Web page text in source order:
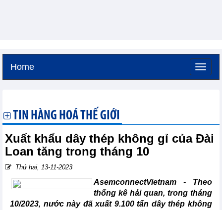
Home
TIN HÀNG HOÁ THẾ GIỚI
Xuất khẩu dây thép không gỉ của Đài
Loan tăng trong tháng 10
Thứ hai, 13-11-2023
AsemconnectVietnam - Theo
thống kê hải quan, trong tháng
10/2023, nước này đã xuất 9.100 tấn dây thép không